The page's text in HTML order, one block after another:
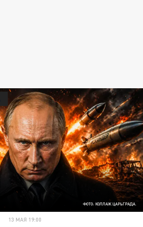
ФОТО: КОЛЛАЖ ЦАРЬГРАДА.
13 МАЯ 19:00